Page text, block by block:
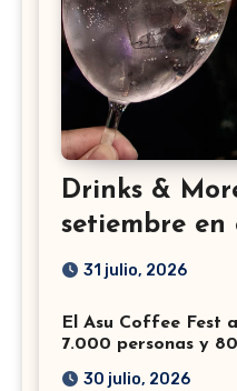
Drinks &
setiembre en
31 julio, 2026
El Asu Coffee Fest
7.000 personas y
30 julio, 2026